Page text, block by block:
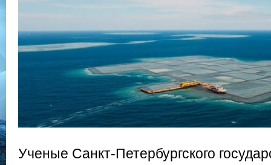
Ученые Санкт-Петербургского